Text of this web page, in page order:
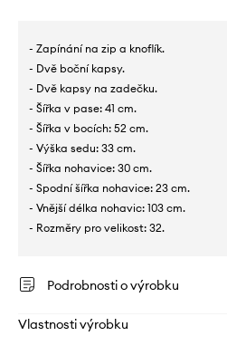
- Zapínání na zip a knoflík.
- Dvě boční kapsy.
- Dvě kapsy na zadečku.
- Šířka v pase: 41 cm.
- Šířka v bocích: 52 cm.
- Výška sedu: 33 cm.
- Šířka nohavice: 30 cm.
- Spodní šířka nohavice: 23 cm.
- Vnější délka nohavic: 103 cm.
- Rozměry pro velikost: 32.
Podrobnosti o výrobku
Vlastnosti výrobku